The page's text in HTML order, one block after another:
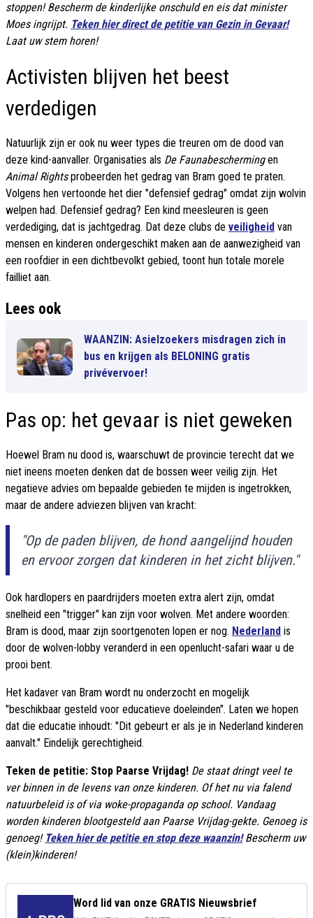
stoppen! Bescherm de kinderlijke onschuld en eis dat minister
Moes ingrijpt. Teken hier direct de petitie van Gezin in Gevaar!
Laat uw stem horen!
Activisten blijven het beest
verdedigen
Natuurlijk zijn er ook nu weer types die treuren om de dood van
deze kind-aanvaller. Organisaties als De Faunabeschermingen
Animal Rightsprobeerden het gedrag van Bram goed te praten.
Volgens hen vertoonde het dier "defensief gedrag" omdat zijn wolvin
welpen had. Defensief gedrag? Een kind meesleuren is geen
verdediging, dat is jachtgedrag. Dat deze clubs de veiligheid van
mensen en kinderen ondergeschikt maken aan de aanwezigheid van
een roofdier in een dichtbevolkt gebied, toont hun totale morele
failliet aan.
Lees ook
WAANZIN: Asielzoekers misdragen zich in
bus en krijgen als BELONING gratis
privévervoer!
Pas op: het gevaar is niet geweken
Hoewel Bram nu dood is, waarschuwt de provincie terecht dat we
niet ineens moeten denken dat de bossen weer veilig zijn. Het
negatieve advies om bepaalde gebieden te mijden is ingetrokken,
maar de andere adviezen blijven van kracht:
"Op de paden blijven, de hond aangelijnd houden
en ervoor zorgen dat kinderen in het zicht blijven."
Ook hardlopers en paardrijders moeten extra alert zijn, omdat
snelheid een "trigger" kan zijn voor wolven. Met andere woorden:
Bram is dood, maar zijn soortgenoten lopen er nog. Nederland is
door de wolven-lobby veranderd in een openlucht-safari waar u de
prooi bent.
Het kadaver van Bram wordt nu onderzocht en mogelijk
"beschikbaar gesteld voor educatieve doeleinden". Laten we hopen
dat die educatie inhoudt: "Dit gebeurt er als je in Nederland kinderen
aanvalt." Eindelijk gerechtigheid.
Teken de petitie: Stop Paarse Vrijdag! De staat dringt veel te
ver binnen in de levens van onze kinderen. Of het nu via falend
natuurbeleid is of via woke-propaganda op school. Vandaag
worden kinderen blootgesteld aan Paarse Vrijdag-gekte. Genoeg is
genoeg! Teken hier de petitie en stop deze waanzin!Bescherm uw
(klein)kinderen!
Word lid van onze GRATIS Nieuwsbrief